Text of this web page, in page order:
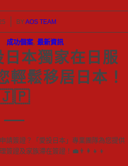
BYAOS TEAM
成功個案, 最新資訊
日本獨家在日服
輕鬆移居日本！
請簽證？「愛投日本」專業團隊為您提供
簽證及家族滯在簽證！💼👨‍👩‍👧‍👦